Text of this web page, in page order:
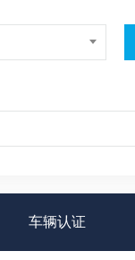
车辆认证